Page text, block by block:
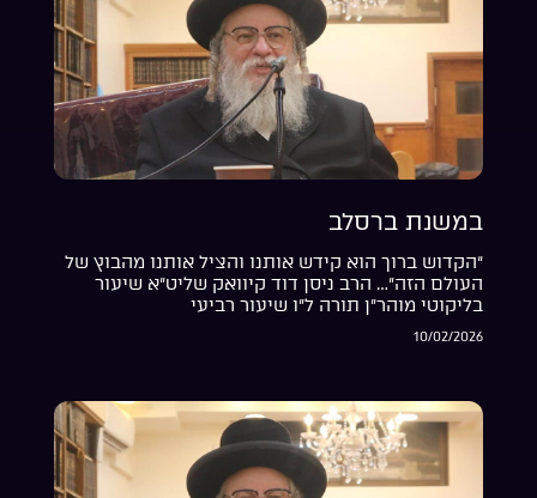
במשנת ברסלב
“הקדוש ברוך הוא קידש אותנו והציל אותנו מהבוץ של
העולם הזה”… הרב ניסן דוד קיוואק שליט”א שיעור
בליקוטי מוהר”ן תורה ל”ו שיעור רביעי
10/02/2026